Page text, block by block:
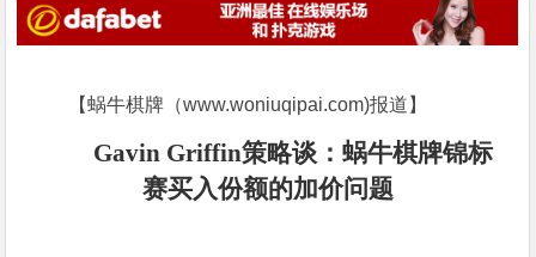
【蜗牛棋牌（www.woniuqipai.com)报道】
Gavin Griffin策略谈：蜗牛棋牌锦标
赛买入份额的加价问题